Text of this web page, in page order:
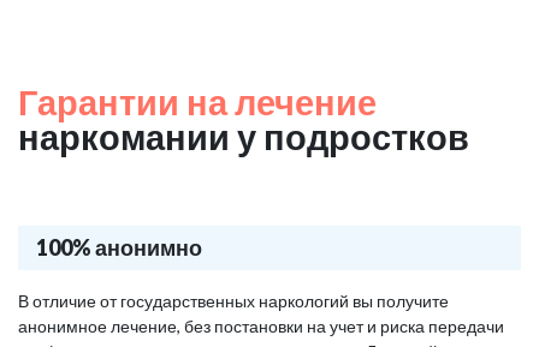
Гарантии на лечение
наркомании у подростков
100% анонимно
В отличие от государственных наркологий вы получите
анонимное лечение, без постановки на учет и риска передачи